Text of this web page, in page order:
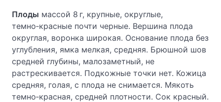
Плоды массой 8 г, крупные, округлые,
темно‑красные почти черные. Вершина плода
округлая, воронка широкая. Основание плода без
углубления, ямка мелкая, средняя. Брюшной шов
средней глубины, малозаметный, не
растрескивается. Подкожные точки нет. Кожица
средняя, голая, с плода не снимается. Мякоть
темно‑красная, средней плотности. Сок красный.